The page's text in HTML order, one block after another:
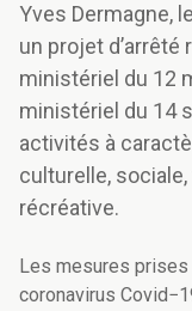
Yves Dermagne,
un projet d’arrêté
ministériel du 12
ministériel du 14
activités à
culturelle,
récréative.
Les mesures
coronavirus